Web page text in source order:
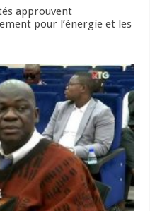
approuvent
pour l’énergie et les